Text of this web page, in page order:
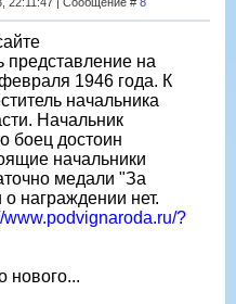
представление на
1946 года. К
начальника
Начальник
боец достоин
начальники
медали "За
награждении нет.
www.podvignaroda.ru/?
нового...